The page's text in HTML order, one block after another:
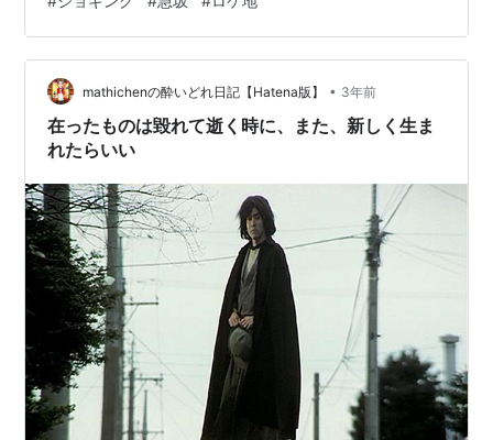
る。 そういえば、以前はこの岡本というエリアをよく走
った。 坂が多いエリアで、いったん急坂を下りると、ま
たどこかで急坂を上らければならない。 そうしないと帰
れないのだ。 以前は早く上ってしまいがために、比較的
急いで…
mathichenの酔いどれ日記【Hatena版】 • 3年前
在ったものは毀れて逝く時に、また、新しく生ま
れたらいい